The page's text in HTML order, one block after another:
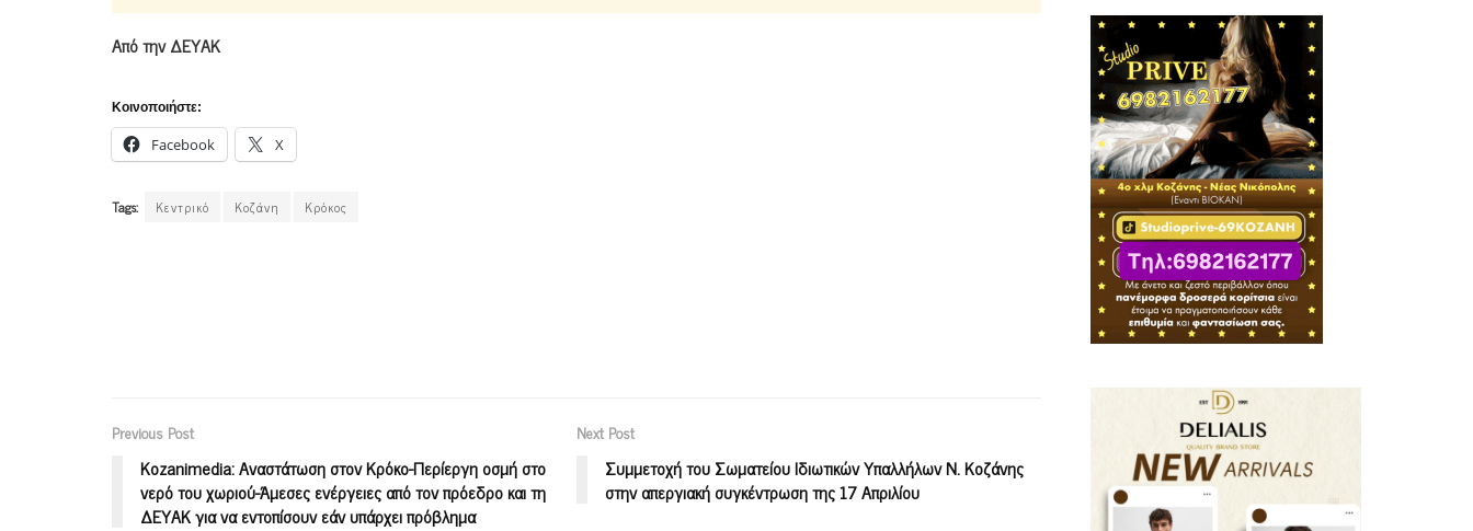
Από την ΔΕΥΑΚ
Κοινοποιήστε:
Facebook X
Tags: Κεντρικό Κοζάνη Κρόκος
Previous Post
Κοzanimedia: Aναστάτωση στον Κρόκο-Περίεργη οσμή στο
νερό του χωριού-Άμεσες ενέργειες από τον πρόεδρο και τη
ΔΕΥΑΚ για να εντοπίσουν εάν υπάρχει πρόβλημα
Next Post
Συμμετοχή του Σωματείου Ιδιωτικών Υπαλλήλων Ν. Κοζάνης
στην απεργιακή συγκέντρωση της 17 Απριλίου